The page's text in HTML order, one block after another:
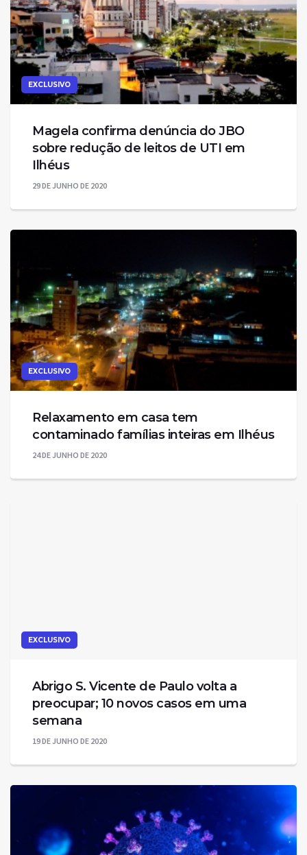
EXCLUSIVO
Magela confirma denúncia do JBO
sobre redução de leitos de UTI em
Ilhéus
29 DE JUNHO DE 2020
EXCLUSIVO
Relaxamento em casa tem
contaminado famílias inteiras em Ilhéus
24 DE JUNHO DE 2020
EXCLUSIVO
Abrigo S. Vicente de Paulo volta a
preocupar; 10 novos casos em uma
semana
19 DE JUNHO DE 2020